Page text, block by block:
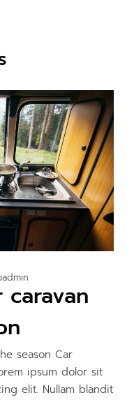
caravan
season Car
ipsum dolor sit
elit. Nullam blandit